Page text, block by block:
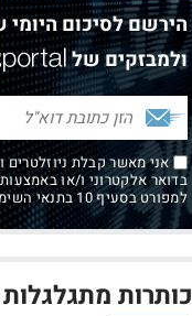
הירשם לסיכום
ולמבזקים של
אני מאשר קבלת ניוזלטרים
בדואר אלקטרוני ו/או
למפורט בסעיף 10 בתנאי השימוש
כותרות מתגלגלות